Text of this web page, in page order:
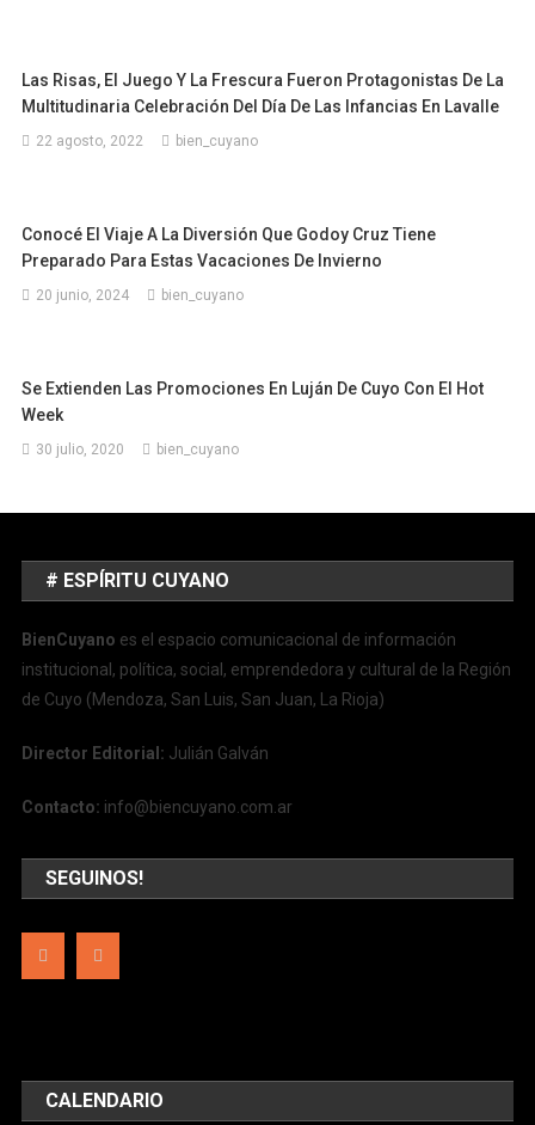
Las Risas, El Juego Y La Frescura Fueron Protagonistas De La
Multitudinaria Celebración Del Día De Las Infancias En Lavalle
22 agosto, 2022 bien_cuyano
Conocé El Viaje A La Diversión Que Godoy Cruz Tiene
Preparado Para Estas Vacaciones De Invierno
20 junio, 2024 bien_cuyano
Se Extienden Las Promociones En Luján De Cuyo Con El Hot
Week
30 julio, 2020 bien_cuyano
# ESPÍRITU CUYANO
BienCuyano es el espacio comunicacional de información
institucional, política, social, emprendedora y cultural de la Región
de Cuyo (Mendoza, San Luis, San Juan, La Rioja)
Director Editorial: Julián Galván
Contacto: info@biencuyano.com.ar
SEGUINOS!
CALENDARIO